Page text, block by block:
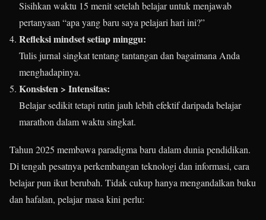
Sisihkan waktu 15 menit setelah belajar untuk menjawab
pertanyaan “apa yang baru saya pelajari hari ini?”
Refleksi mindset setiap minggu:
Tulis jurnal singkat tentang tantangan dan bagaimana Anda
menghadapinya.
Konsisten > Intensitas:
Belajar sedikit tetapi rutin jauh lebih efektif daripada belajar
marathon dalam waktu singkat.
Tahun 2025 membawa paradigma baru dalam dunia pendidikan.
Di tengah pesatnya perkembangan teknologi dan informasi, cara
belajar pun ikut berubah. Tidak cukup hanya mengandalkan buku
dan hafalan, pelajar masa kini perlu: